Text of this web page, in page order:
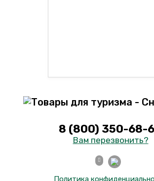
8 (800) 350-68-
Вам перезвонить?
Политика